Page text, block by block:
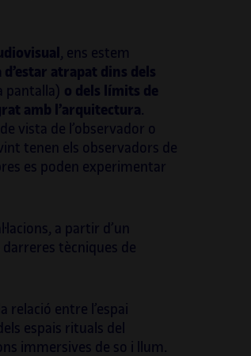
, ens estem
atrapat dins dels
pantalla) o dels límits de
amb l’arquitectura.
vista de l’observador o
tenen els observadors de
es poden experimentar
a partir d’un
tècniques de
relació entre l’espai
espais rituals del
immersives de so i llum.
Art, del qual és
comissària i assessora
ciència, tecnologia i
i comissària del
de la primera i la
Ciutat i Ciència de
impulsada per l’ICUB.